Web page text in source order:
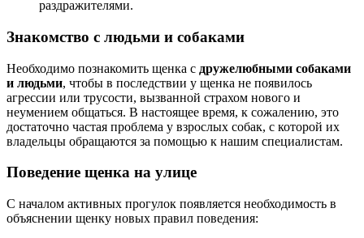
раздражителями.
Знакомство с людьми и собаками
Необходимо познакомить щенка с дружелюбными собаками
и людьми, чтобы в последствии у щенка не появилось
агрессии или трусости, вызванной страхом нового и
неумением общаться. В настоящее время, к сожалению, это
достаточно частая проблема у взрослых собак, с которой их
владельцы обращаются за помощью к нашим специалистам.
Поведение щенка на улице
С началом активных прогулок появляется необходимость в
объяснении щенку новых правил поведения: